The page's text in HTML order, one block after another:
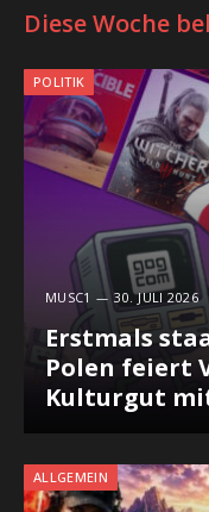
Diese Woche
POLITIK
MUSC1 30. JULI 2026
Erstmals
Polen feiert
Kulturgut
ALLGEMEIN